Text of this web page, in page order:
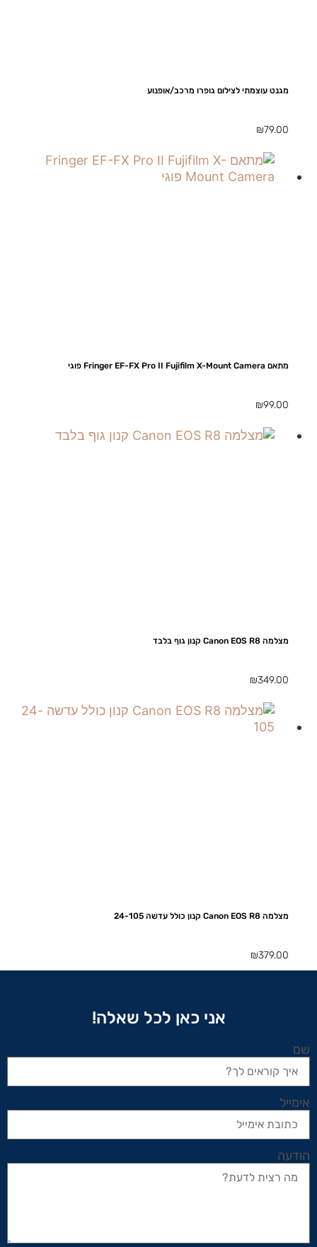
מגנט עוצמתי לצילום גופרו מרכב/אופנוע
₪79.00
מתאם Fringer EF-FX Pro II Fujifilm X-Mount Camera פוגי
₪99.00
מצלמה Canon EOS R8 קנון גוף בלבד
₪349.00
מצלמה Canon EOS R8 קנון כולל עדשה 24-105
₪379.00
אני כאן לכל שאלה!
שם
אימייל
הודעה